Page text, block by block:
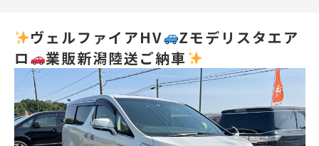
ヴェルファイアHV
Zモデリスタエア
ロ
業販新潟陸送ご納車